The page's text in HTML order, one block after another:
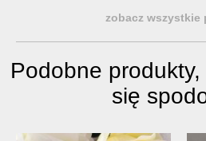
zobacz wszystkie
Podobne
się